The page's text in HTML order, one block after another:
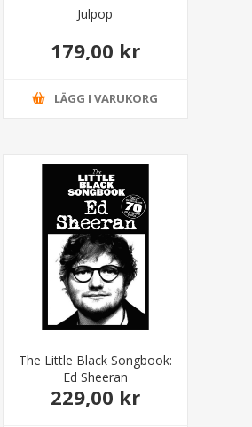
Julpop
179,00 kr
LÄGG I VARUKORG
The Little Black Songbook:
Ed Sheeran
229,00 kr